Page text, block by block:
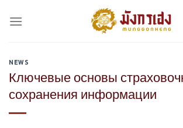
NEWS
Ключевые основы
сохранения информации